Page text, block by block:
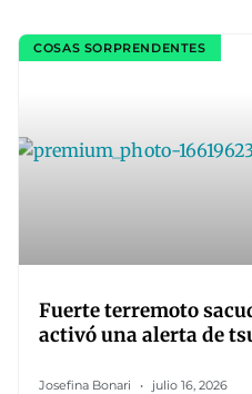
COSAS SORPRENDENTES
Fuerte terremoto
activó una alerta de
Josefina Bonari julio 16, 2026